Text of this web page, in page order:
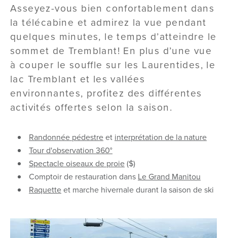
Asseyez-vous bien confortablement dans
la télécabine et admirez la vue pendant
quelques minutes, le temps d’atteindre le
sommet de Tremblant! En plus d’une vue
à couper le souffle sur les Laurentides, le
lac Tremblant et les vallées
environnantes, profitez des différentes
activités offertes selon la saison.
Randonnée pédestreet interprétation de la nature
Tour d'observation 360°
Spectacle oiseaux de proie($)
Comptoir de restauration dans Le Grand Manitou
Raquetteet marche hivernale durant la saison de ski